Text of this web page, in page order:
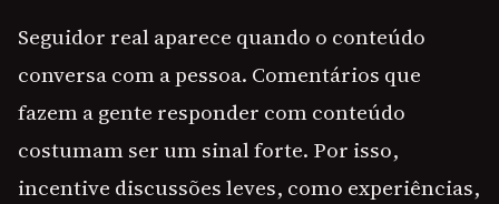
Seguidor real aparece quando o conteúdo
conversa com a pessoa. Comentários que
fazem a gente responder com conteúdo
costumam ser um sinal forte. Por isso,
incentive discussões leves, como experiências,